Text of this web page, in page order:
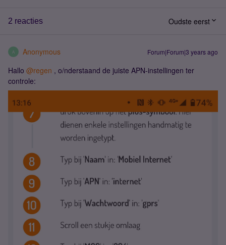
2 reacties Oudste eerst
A Anonymous Forum|Forum|3 years ago
Hallo @regen , o/nderstaand de juiste APN-instellingen ter
controle: